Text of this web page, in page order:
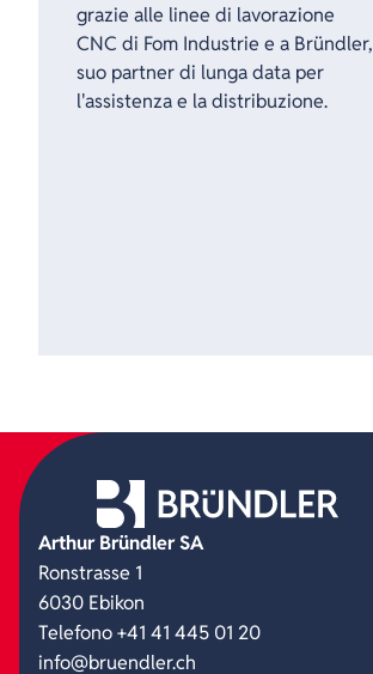
grazie alle linee di lavorazione
CNC di Fom Industrie e a Bründler,
suo partner di lunga data per
l'assistenza e la distribuzione.
Arthur Bründler SA
Ronstrasse 1
6030 Ebikon
Telefono +41 41 445 01 20
info@bruendler.ch